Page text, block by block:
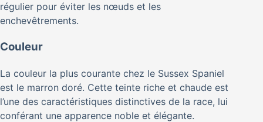
régulier pour éviter les nœuds et les
enchevêtrements.
Couleur
La couleur la plus courante chez le Sussex Spaniel
est le marron doré. Cette teinte riche et chaude est
l’une des caractéristiques distinctives de la race, lui
conférant une apparence noble et élégante.